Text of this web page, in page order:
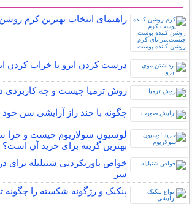
راهنمای انتخاب بهترین کرم
درست کردن ابرو یا خراب کردن
روش ترمیا چیست و چه کاربردی
چگونه با چند راز آرایشی سن خود
لوسیون سولاریوم چیست و چرا
بهترین گزینه برای خرید آن است؟
خواص باورنکردنی شنبلیله
سر
پنکیک و رژگونه شکسته را چگونه